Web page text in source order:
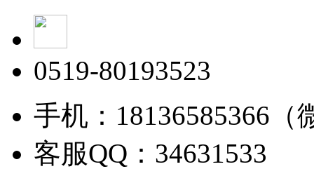
0519-80193523
手机：18136585366（
客服QQ：34631533